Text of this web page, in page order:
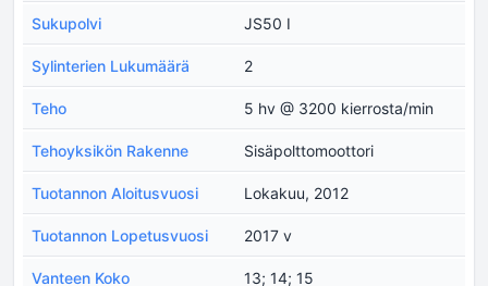
Sukupolvi JS50 I
Sylinterien Lukumäärä 2
Teho 5 hv @ 3200 kierrosta/min
Tehoyksikön Rakenne Sisäpolttomoottori
Tuotannon Aloitusvuosi Lokakuu, 2012
Tuotannon Lopetusvuosi 2017 v
Vanteen Koko 13; 14; 15